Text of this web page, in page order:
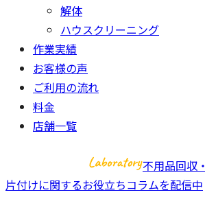
解体
ハウスクリーニング
作業実績
お客様の声
ご利用の流れ
料金
店舗一覧
不用品回収・
片付けに関するお役立ちコラムを配信中